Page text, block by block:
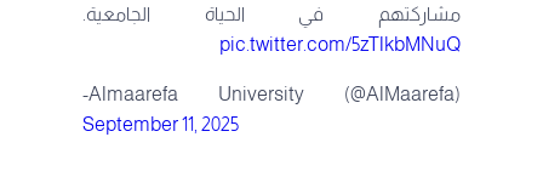
مشاركتهم في الحياة الجامعية.
pic.twitter.com/5zTlkbMNuQ
-Almaarefa University (@AlMaarefa)
September 11, 2025